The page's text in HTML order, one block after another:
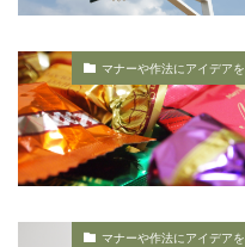
マナーや作法にアイデアを
マナーや作法にアイデアを